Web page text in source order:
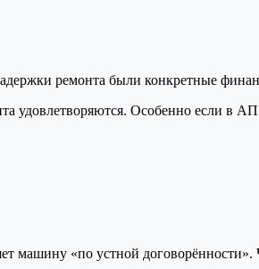
ремонта были конкретные
удовлетворяются. Особенно если в
машину «по устной договорённости».